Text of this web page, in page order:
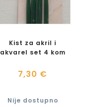
Kist za akril i
akvarel set 4 kom
7,30 €
Nije dostupno